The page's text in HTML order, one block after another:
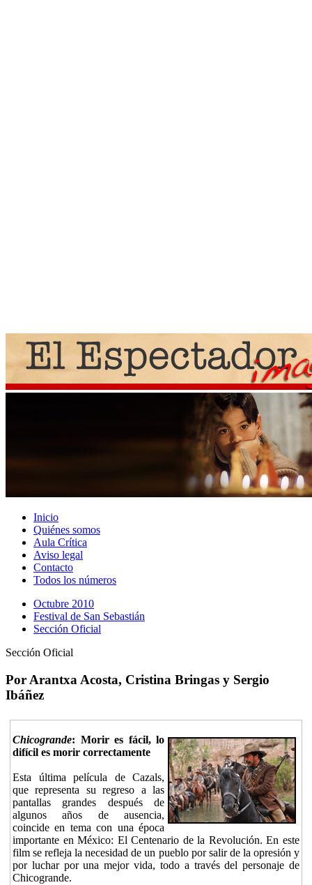
Inicio
Quiénes somos
Aula Crítica
Aviso legal
Contacto
Todos los números
Octubre 2010
Festival de San Sebastián
Sección Oficial
Sección Oficial
Por Arantxa Acosta, Cristina Bringas y Sergio
Ibáñez
Chicogrande: Morir es fácil, lo
difícil es morir correctamente
Esta última película de Cazals,
que representa su regreso a las
pantallas grandes después de
algunos años de ausencia,
coincide en tema con una época
importante en México: El Centenario de la Revolución. En este
film se refleja la necesidad de un pueblo por salir de la opresión y
por luchar por una mejor vida, todo a través del personaje de
Chicogrande.